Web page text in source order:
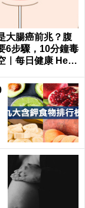
大腸癌前兆？腹
6步驟，10分鐘毒
｜每日健康 Healt